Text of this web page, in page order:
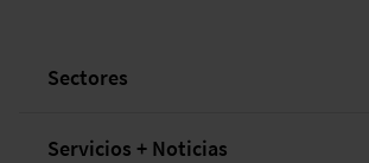
Sectores
Servicios + Noticias